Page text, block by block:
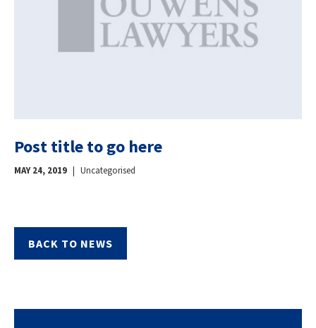
Post title to go here
MAY 24, 2019 | Uncategorised
BACK TO NEWS